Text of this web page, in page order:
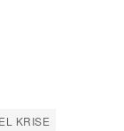
KRISE